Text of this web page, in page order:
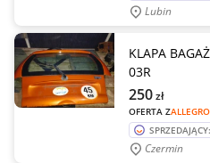
Lubin
KLAPA
03R
OFERTA ZALLEGRO
250zł
Czermin